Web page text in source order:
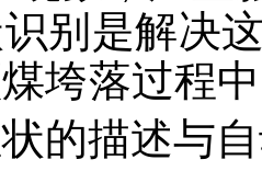
别是解决
垮落过程
的描述与